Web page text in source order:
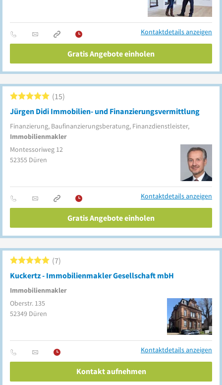
Kontaktdetails anzeigen
Gratis Angebote einholen
Jürgen Didi Immobilien- und Finanzierungsvermittlung
Finanzierung, Baufinanzierungsberatung, Finanzdienstleister,
Immobilienmakler
15
Montessoriweg 12
52355 Düren
Kontaktdetails anzeigen
Gratis Angebote einholen
Kuckertz - Immobilienmakler Gesellschaft mbH
Immobilienmakler
7
Oberstr. 135
52349 Düren
Kontaktdetails anzeigen
Kontakt aufnehmen